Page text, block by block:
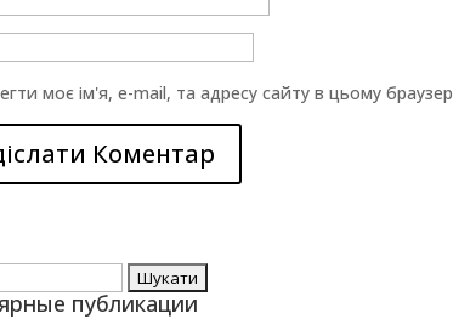
моє ім'я, e-mail, та адресу сайту в цьому
публикации